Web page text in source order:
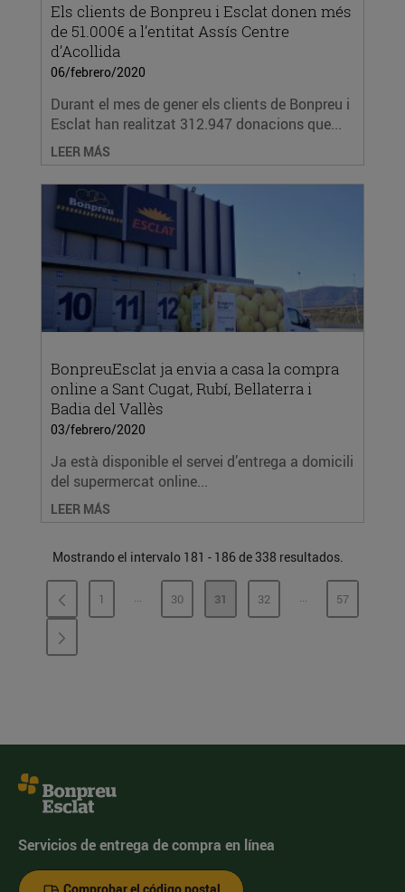
Els clients de Bonpreu i Esclat donen més
de 51.000€ a l’entitat Assís Centre
d’Acollida
06/febrero/2020
Durant el mes de gener els clients de Bonpreu i
Esclat han realitzat 312.947 donacions que...
LEER MÁS
BonpreuEsclat ja envia a casa la compra
online a Sant Cugat, Rubí, Bellaterra i
Badia del Vallès
03/febrero/2020
Ja està disponible el servei d’entrega a domicili
del supermercat online...
LEER MÁS
Mostrando el intervalo 181 - 186 de 338 resultados.
PÁGINA
1 ...PÁGINAS INTERMEDIAS
PÁGINA
30 PÁGINA
31 PÁGINA
32 ...PÁGINASPÁGINA
57
Servicios de entrega de compra en línea